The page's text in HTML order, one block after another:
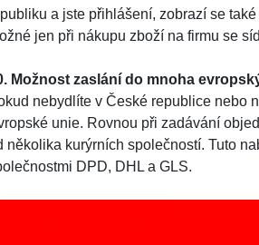
a jste přihlášení, zobrazí se
jen při nákupu zboží na firmu se
Možnost zaslání do mnoha
nebydlíte v České republice nebo
unie. Rovnou při zadávání
několika kurýrních společností. Tuto
DPD, DHL a GLS.